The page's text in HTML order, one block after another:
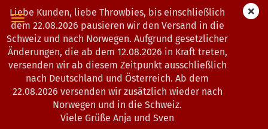
Liebe Kunden, liebe Throwbies, bis einschließlich
dem 22.08.2026 pausieren wir den Versand in die
Schweiz und nach Norwegen. Aufgrund gesetzlicher
Änderungen, die ab dem 12.08.2026 in Kraft treten,
versenden wir ab diesem Zeitpunkt ausschließlich
nach Deutschland und Österreich. Ab dem
22.08.2026 versenden wir zusätzlich wieder nach
Norwegen und in die Schweiz.
Viele Grüße Anja und Sven
« Erster « zurück weiter »
Letzter »
Artikel in dieser Kategorie
Latitude 64° | Fuse | Gold
0202537 )